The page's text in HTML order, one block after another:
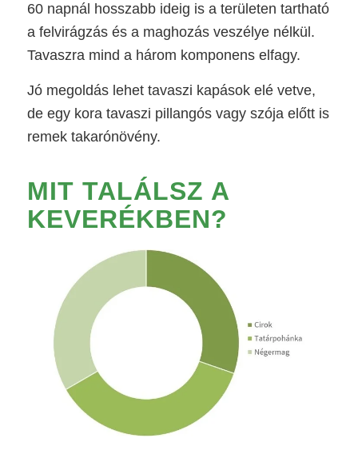
60 napnál hosszabb ideig is a területen tartható
a felvirágzás és a maghozás veszélye nélkül.
Tavaszra mind a három komponens elfagy.
Jó megoldás lehet tavaszi kapások elé vetve,
de egy kora tavaszi pillangós vagy szója előtt is
remek takarónövény.
MIT TALÁLSZ A
KEVERÉKBEN?